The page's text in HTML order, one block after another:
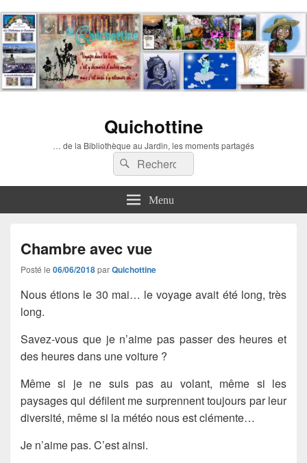
Quichottine
… de la Bibliothèque au Jardin, les moments partagés
Recherche :
Rechercher
Menu
Chambre avec vue
Posté le 06/06/2018parQuichottine
Nous étions le 30 mai… le voyage avait été long, très
long.
Savez-vous que je n’aime pas passer des heures et
des heures dans une voiture ?
Même si je ne suis pas au volant, même si les
paysages qui défilent me surprennent toujours par leur
diversité, même si la météo nous est clémente…
Je n’aime pas. C’est ainsi.